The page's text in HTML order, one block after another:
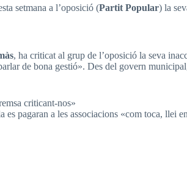
setmana a l’oposició (Partit Popular) la
, ha criticat al grup de l’oposició la seva
de bona gestió». Des del govern
criticant-nos»
pagaran a les associacions «com toca,